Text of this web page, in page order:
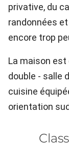
privative, du
randonnées
encore trop
La maison
double - salle
cuisine
orientation